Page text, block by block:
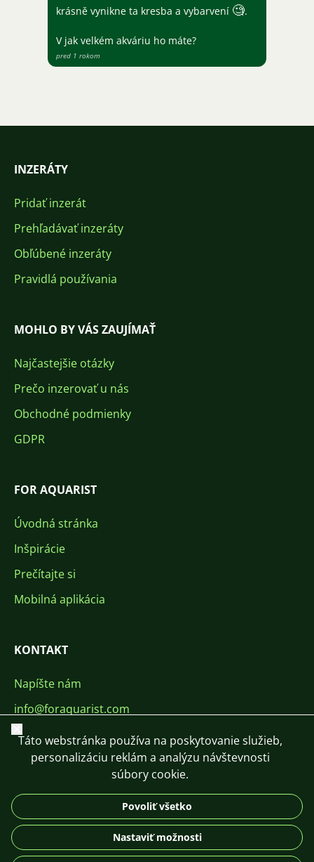
krásně vynikne ta kresba a vybarvení 🧐.
V jak velkém akváriu ho máte?
pred 1 rokom
INZERÁTY
Pridať inzerát
Prehľadávať inzeráty
Obľúbené inzeráty
Pravidlá používania
MOHLO BY VÁS ZAUJÍMAŤ
Najčastejšie otázky
Prečo inzerovať u nás
Obchodné podmienky
GDPR
FOR AQUARIST
Úvodná stránka
Inšpirácie
Prečítajte si
Mobilná aplikácia
KONTAKT
Napíšte nám
info@foraquarist.com
+420 603 449 602
DE
© 2026 For Aquarist
Zavrieť
Táto webstránka používa na poskytovanie služieb,
personalizáciu reklám a analýzu návštevnosti
súbory cookie.
Povoliť všetko
Nastaviť možnosti